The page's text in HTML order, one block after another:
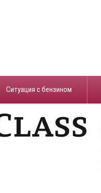
​Ситуация с бензином